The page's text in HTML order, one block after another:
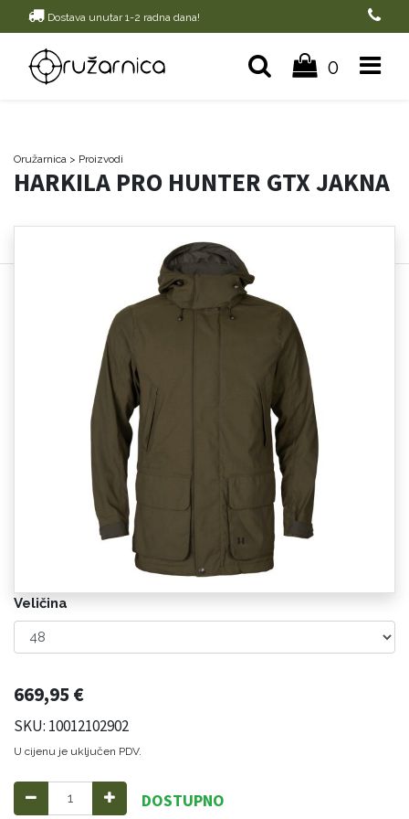
Dostava unutar 1-2 radna dana!
0
Oružarnica > Proizvodi
HARKILA PRO HUNTER GTX JAKNA
Veličina
669,95€
SKU: 10012102902
U cijenu je uključen PDV.
DOSTUPNO